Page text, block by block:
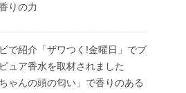
りの力
で紹介「ザワつく!金曜日」でプ
ュア香水を取材されました
ちゃんの頭の匂い」で香りのある